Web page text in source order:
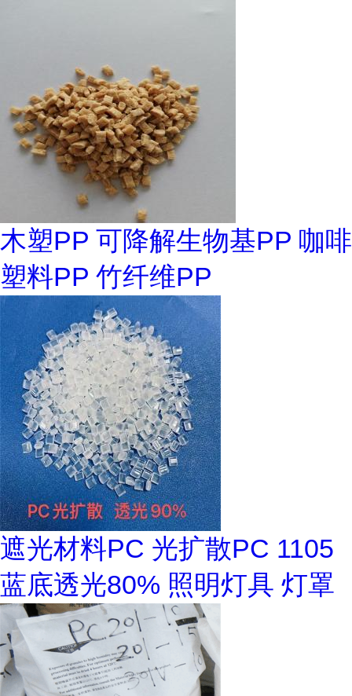
木塑PP 可降解生物基PP 咖啡
塑料PP 竹纤维PP
遮光材料PC 光扩散PC 1105
蓝底透光80% 照明灯具 灯罩